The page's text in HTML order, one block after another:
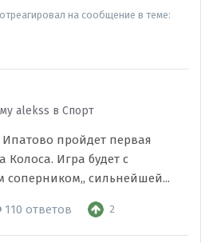
отреагировал на сообщение в теме:
alekss в Спорт
Ипатово пройдет первая
Колоса. Игра будет с
сильнейшей...
110 ответов 2